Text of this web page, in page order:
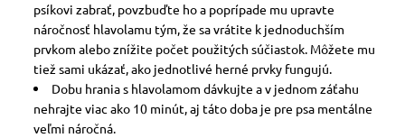
psíkovi zabrať, povzbuďte ho a poprípade mu upravte
náročnosť hlavolamu tým, že sa vrátite k jednoduchším
prvkom alebo znížite počet použitých súčiastok. Môžete mu
tiež sami ukázať, ako jednotlivé herné prvky fungujú.
Dobu hrania s hlavolamom dávkujte a v jednom záťahu
nehrajte viac ako 10 minút, aj táto doba je pre psa mentálne
veľmi náročná.